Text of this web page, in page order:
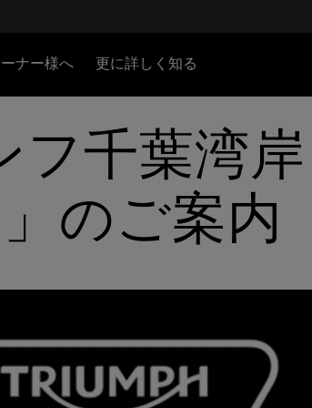
ナー様へ 更に詳しく知る
フ千葉湾
のご案内